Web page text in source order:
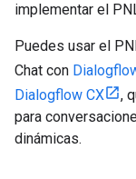
implementar el
Puedes usar el
Chat con
Dialogflow CX
,
para
dinámicas.